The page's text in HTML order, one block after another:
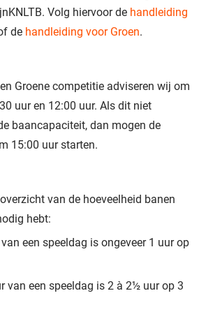
Volg hiervoor de handleiding
de handleiding voor Groen.
Groene competitie adviseren wij om
uur en 12:00 uur. Als dit niet
baancapaciteit, dan mogen de
15:00 uur starten.
van de hoeveelheid banen
hebt:
een speeldag is ongeveer 1 uur op
van een speeldag is 2 à 2½ uur op 3